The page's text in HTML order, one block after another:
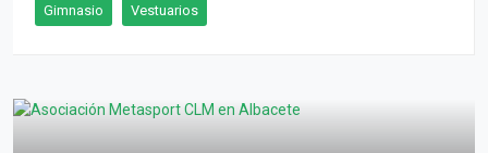
Gimnasio Vestuarios